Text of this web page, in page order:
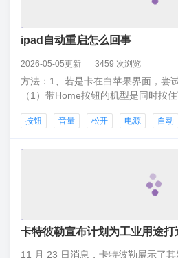
ipad自动重启怎么回事
2026-05-05更新 3459 次浏览
方法：1、若是卡在白苹果界面，尝
（1）带Home按钮的机型是同时按
下调高音量按钮并松开，按下调低音
按钮 音量 松开 电源 自动
卡特彼勒宣布计划为工业用途
11 月 23 日消息，卡特彼勒展示了